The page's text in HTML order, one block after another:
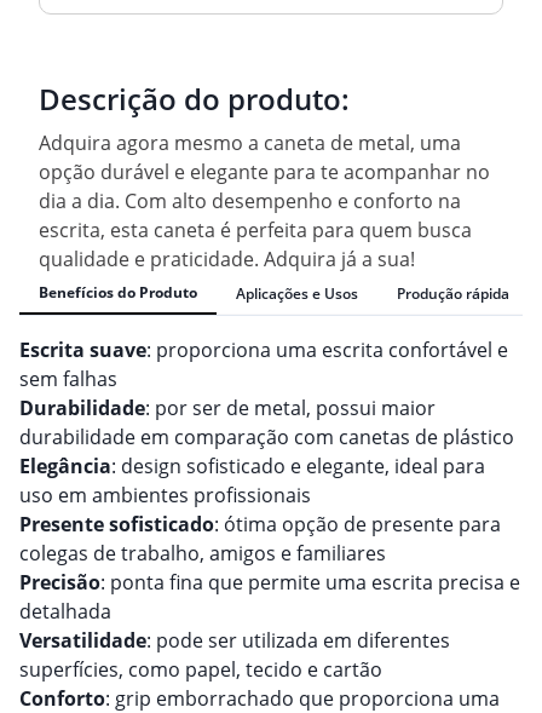
Descrição do produto:
Adquira agora mesmo a caneta de metal, uma
opção durável e elegante para te acompanhar no
dia a dia. Com alto desempenho e conforto na
escrita, esta caneta é perfeita para quem busca
qualidade e praticidade. Adquira já a sua!
Benefícios do Produto Aplicações e Usos Produção rápida
Escrita suave: proporciona uma escrita confortável e
sem falhas
Durabilidade: por ser de metal, possui maior
durabilidade em comparação com canetas de plástico
Elegância: design sofisticado e elegante, ideal para
uso em ambientes profissionais
Presente sofisticado: ótima opção de presente para
colegas de trabalho, amigos e familiares
Precisão: ponta fina que permite uma escrita precisa e
detalhada
Versatilidade: pode ser utilizada em diferentes
superfícies, como papel, tecido e cartão
Conforto: grip emborrachado que proporciona uma